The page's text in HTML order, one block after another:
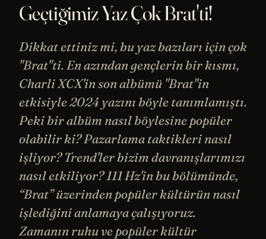
Geçtiğimiz Yaz Çok Brat'ti!
Dikkat ettiniz mi, bu yaz bazıları için çok
"Brat"ti. En azından gençlerin bir kısmı,
Charli XCX'in son albümü "Brat"in
etkisiyle 2024 yazını böyle tanımlamıştı.
Peki bir albüm nasıl böylesine popüler
olabilir ki? Pazarlama taktikleri nasıl
işliyor? Trend'ler bizim davranışlarımızı
nasıl etkiliyor? 111 Hz'in bu bölümünde,
“Brat” üzerinden popüler kültürün nasıl
işlediğini anlamaya çalışıyoruz.
Zamanın ruhu ve popüler kültür